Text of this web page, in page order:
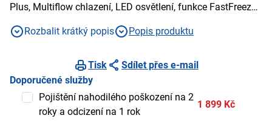
Plus, Multiflow chlazení, LED osvětlení, funkce FastFreeze,
Rozbalit krátký popis
Popis produktu
Tisk
Sdílet přes e-mail
Doporučené služby
Pojištění nahodilého poškození na 2
roky a odcizení na 1 rok
1 899 Kč